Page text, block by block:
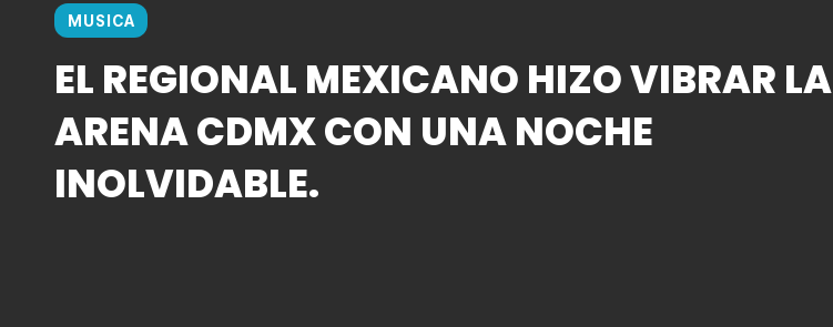
MUSICA
EL REGIONAL MEXICANO HIZO VIBRAR LA
ARENA CDMX CON UNA NOCHE
INOLVIDABLE.